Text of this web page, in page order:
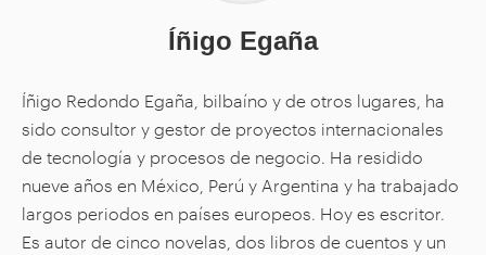
Íñigo Egaña
Íñigo Redondo Egaña, bilbaíno y de otros lugares, ha
sido consultor y gestor de proyectos internacionales
de tecnología y procesos de negocio. Ha residido
nueve años en México, Perú y Argentina y ha trabajado
largos periodos en países europeos. Hoy es escritor.
Es autor de cinco novelas, dos libros de cuentos y un